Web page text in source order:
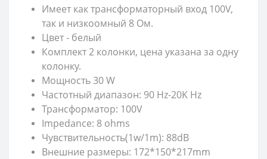
Имеет как трансформаторный вход 100V,
так и низкоомный 8 Ом.
Цвет - белый
Комплект 2 колонки, цена указана за одну
колонку.
Мощность 30 W
Частотный диапазон: 90 Hz-20K Hz
Трансформатор: 100V
Impedance: 8 ohms
Чувствительность(1w/1m): 88dB
Внешние размеры: 172*150*217mm